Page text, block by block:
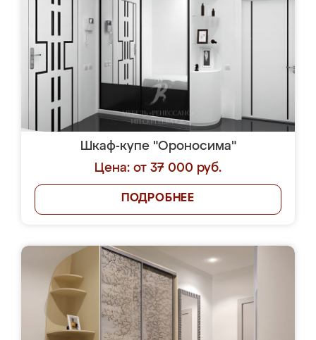
Шкаф-купе "Ороносима"
Цена: от 37 000 руб.
ПОДРОБНЕЕ